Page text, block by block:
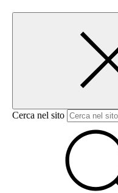
Cerca nel sito